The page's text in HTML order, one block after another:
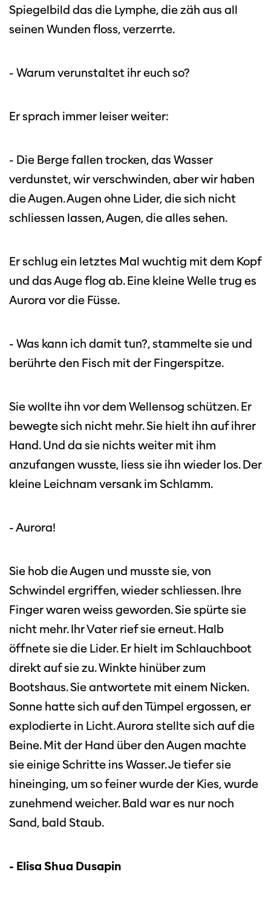
Spiegelbild das die Lymphe, die zäh aus all
seinen Wunden floss, verzerrte.
- Warum verunstaltet ihr euch so?
Er sprach immer leiser weiter:
- Die Berge fallen trocken, das Wasser
verdunstet, wir verschwinden, aber wir haben
die Augen. Augen ohne Lider, die sich nicht
schliessen lassen, Augen, die alles sehen.
Er schlug ein letztes Mal wuchtig mit dem Kopf
und das Auge flog ab. Eine kleine Welle trug es
Aurora vor die Füsse.
- Was kann ich damit tun?, stammelte sie und
berührte den Fisch mit der Fingerspitze.
Sie wollte ihn vor dem Wellensog schützen. Er
bewegte sich nicht mehr. Sie hielt ihn auf ihrer
Hand. Und da sie nichts weiter mit ihm
anzufangen wusste, liess sie ihn wieder los. Der
kleine Leichnam versank im Schlamm.
- Aurora!
Sie hob die Augen und musste sie, von
Schwindel ergriffen, wieder schliessen. Ihre
Finger waren weiss geworden. Sie spürte sie
nicht mehr. Ihr Vater rief sie erneut. Halb
öffnete sie die Lider. Er hielt im Schlauchboot
direkt auf sie zu. Winkte hinüber zum
Bootshaus. Sie antwortete mit einem Nicken.
Sonne hatte sich auf den Tümpel ergossen, er
explodierte in Licht. Aurora stellte sich auf die
Beine. Mit der Hand über den Augen machte
sie einige Schritte ins Wasser. Je tiefer sie
hineinging, um so feiner wurde der Kies, wurde
zunehmend weicher. Bald war es nur noch
Sand, bald Staub.
- Elisa Shua Dusapin